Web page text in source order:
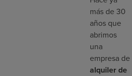
más de 30
años que
abrimos
una
empresa de
alquiler de